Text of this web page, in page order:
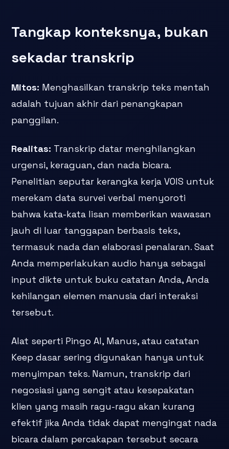
Tangkap konteksnya, bukan
sekadar transkrip
Mitos: Menghasilkan transkrip teks mentah
adalah tujuan akhir dari penangkapan
panggilan.
Realitas: Transkrip datar menghilangkan
urgensi, keraguan, dan nada bicara.
Penelitian seputar kerangka kerja VOIS untuk
merekam data survei verbal menyoroti
bahwa kata-kata lisan memberikan wawasan
jauh di luar tanggapan berbasis teks,
termasuk nada dan elaborasi penalaran. Saat
Anda memperlakukan audio hanya sebagai
input dikte untuk buku catatan Anda, Anda
kehilangan elemen manusia dari interaksi
tersebut.
Alat seperti Pingo AI, Manus, atau catatan
Keep dasar sering digunakan hanya untuk
menyimpan teks. Namun, transkrip dari
negosiasi yang sengit atau kesepakatan
klien yang masih ragu-ragu akan kurang
efektif jika Anda tidak dapat mengingat nada
bicara dalam percakapan tersebut secara